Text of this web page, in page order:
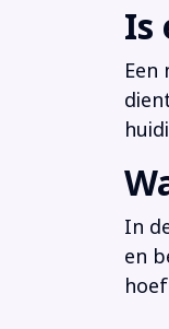
Is
In
en